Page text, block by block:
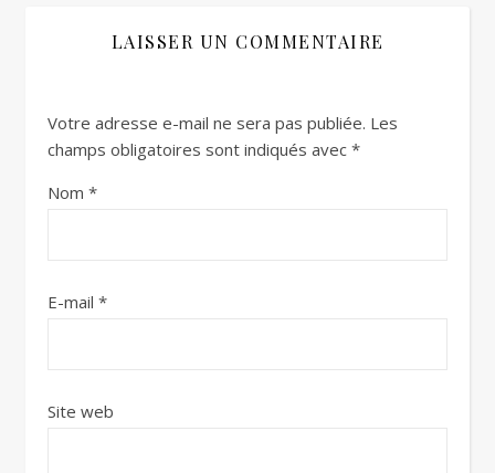
LAISSER UN COMMENTAIRE
Votre adresse e-mail ne sera pas publiée. Les
champs obligatoires sont indiqués avec *
Nom *
E-mail *
Site web